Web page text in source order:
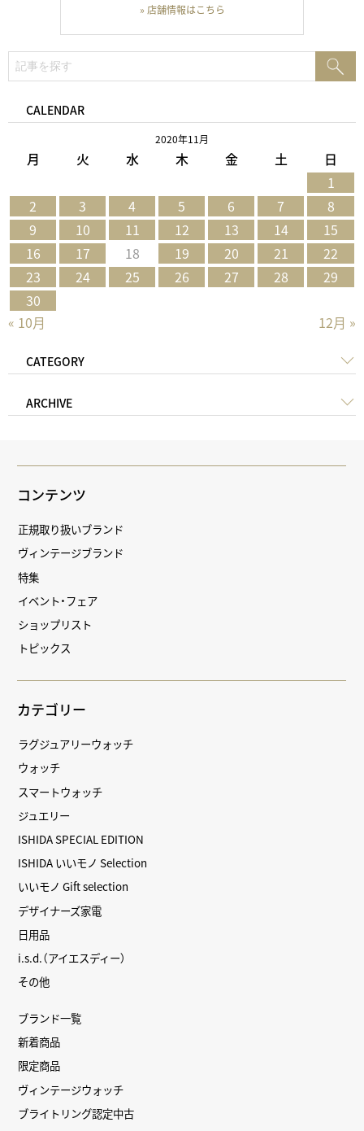
» 店舗情報はこちら
索:
CALENDAR
2020年11月
月 火 水 木 金 土 日
« 10月 12月 »
1
2
3 4 5 6 7
8
9
10 11 12 13 14
15
16
17 18 19 20 21
22
23
24 25 26 27 28
29
30
CATEGORY
ARCHIVE
コンテンツ
正規取り扱いブランド
ヴィンテージブランド
特集
イベント・フェア
ショップリスト
トピックス
カテゴリー
ラグジュアリーウォッチ
ウォッチ
スマートウォッチ
ジュエリー
ISHIDA SPECIAL EDITION
ISHIDA いいモノ Selection
いいモノ Gift selection
デザイナーズ家電
日用品
i.s.d.（アイエスディー）
その他
ブランド一覧
新着商品
限定商品
ヴィンテージウォッチ
ブライトリング認定中古